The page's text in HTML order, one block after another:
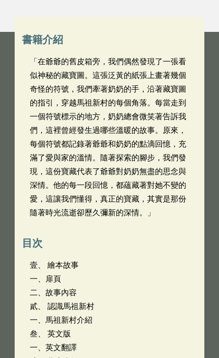
書籍介紹
「在爺爺的舊皮箱旁，我們偶然發現了一張看
似神秘的藏寶圖。這張泛黃的紙張上畫著幾個
奇怪的符號，我們牽著奶奶的手，沿著藏寶圖
的指引，穿越馬祖新村的每個角落。每當走到
一個符號標示的地方，奶奶總會微笑著告訴我
們，這裡曾經發生過哪些溫暖的故事。原來，
每個符號都記錄著爺爺和奶奶的點滴回憶，充
滿了愛與家的溫情。隨著探索的腳步，我們發
現，這份寶藏代表了爺爺對奶奶無盡的思念與
深情。他的每一段回憶，都蘊藏著對她不變的
愛，這讓我們懂得，真正的寶藏，其實是那份
隨著時光流逝卻歷久彌新的深情。」
目次
壹、 繪本故事
一、扉頁
二、故事內容
貳、 認識馬祖新村
一、馬祖新村介紹
叁、 英文版
一、英文翻譯